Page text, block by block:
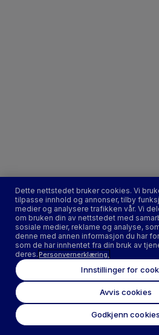
Dette nettstedet bruker cookies. Vi
tilpasse innhold og annonser, tilby
medier og analysere trafikken vår. Vi
om bruken din av nettstedet med
sosiale medier, reklame og analyse,
denne med annen informasjon du har
som de har innhentet fra din bruk av
deres.Personvernerklæring.
Innstillinger for
Avvis cookies
Godkjenn cookies